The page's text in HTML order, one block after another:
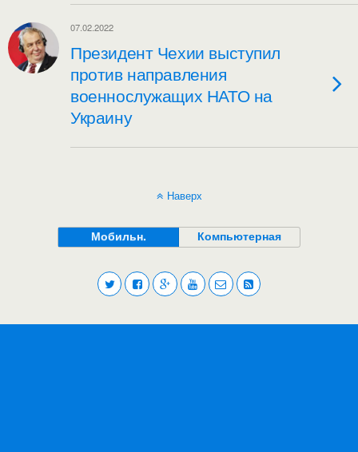
07.02.2022
Президент Чехии выступил
против направления
военнослужащих НАТО на
Украину
Наверх
Мобильн. Компьютерная